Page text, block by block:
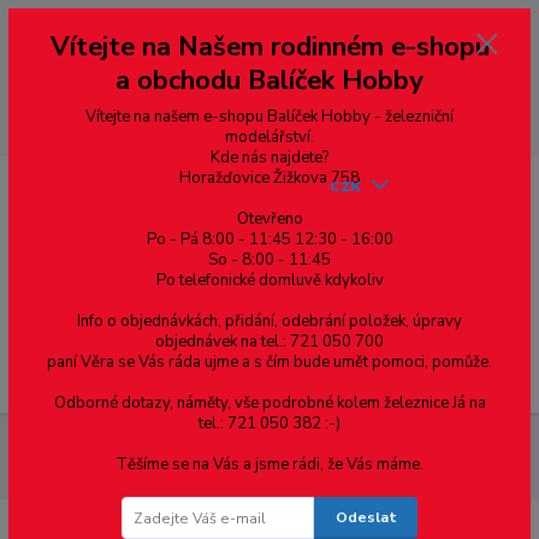
--- pro zákazníky ze Slovenska a jiných zemí, pokud chcete platit v eurech
přepněte si e-shop na euro 💶 pro přepočet měny - pravý horní roh ---
dobírky – pokud si z nějakého důvodu zásilku nevyzvednete, bude po
domluvě zaslána znovu s opětovnou platbou za poštovné, v opačném
případě bude zrušena a účet přidán na blacklist a rušeny následující
objednávky.
Menu
CZK
poloměr odb., 14°, R 457 mm, d. 123,7 mm
Vítejte na Našem rodinném e-shopu
a obchodu Balíček Hobby
Vítejte na našem e-shopu Balíček Hobby - železniční
modelářství.
Kde nás najdete?
Horažďovice Žižkova 758
Otevřeno
Po - Pá 8:00 - 11:45 12:30 - 16:00
So - 8:00 - 11:45
Po telefonické domluvě kdykoliv
Info o objednávkách, přidání, odebrání položek, úpravy
objednávek na tel.: 721 050 700
paní Věra se Vás ráda ujme a s čím bude umět pomoci, pomůže.
Odborné dotazy, náměty, vše podrobné kolem železnice Já na
tel.: 721 050 382 :-)
Těšíme se na Vás a jsme rádi, že Vás máme.
Odeslat